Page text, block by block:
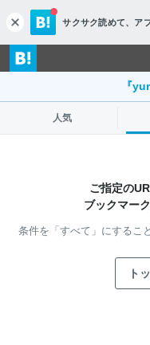
c
l
o
s
サクサク読めて、 ア
『
人気
ご指定の
ブックマー
条件を「すべて」にするこ
ト